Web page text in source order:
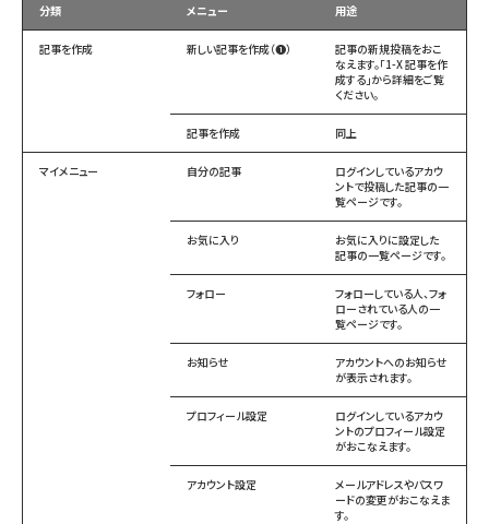
分類 メニュー 用途
記事を作成 新しい記事を作成（❶）
記事の新規投稿をおこ
なえます。「1-X 記事を作
成する」から詳細をご覧
ください。
記事を作成 同上
マイメニュー 自分の記事
ログインしているアカウ
ントで投稿した記事の一
覧ページです。
お気に入り
お気に入りに設定した
記事の一覧ページです。
フォロー
フォローしている人、フォ
ローされている人の一
覧ページです。
お知らせ
アカウントへのお知らせ
が表示されます。
プロフィール設定
ログインしているアカウ
ントのプロフィール設定
がおこなえます。
アカウント設定
メールアドレスやパスワ
ードの変更がおこなえま
す。